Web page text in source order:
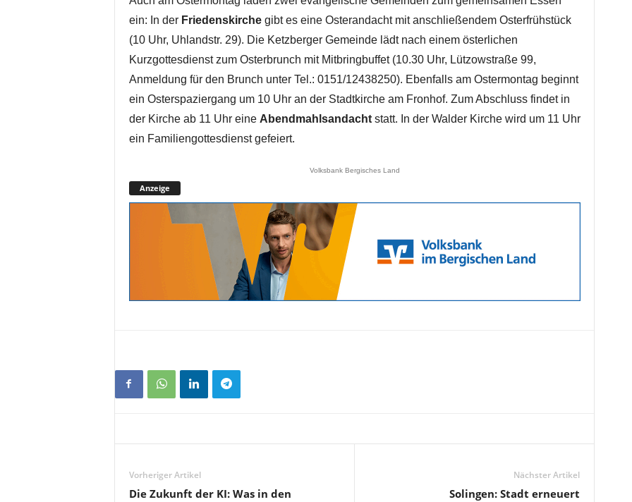
ein: In der Friedenskirchegibt es eine Osterandacht mit anschließendem Osterfrühstück
(10 Uhr, Uhlandstr. 29). Die Ketzberger Gemeinde lädt nach einem österlichen
Kurzgottesdienst zum Osterbrunch mit Mitbringbuffet (10.30 Uhr, Lützowstraße 99,
Anmeldung für den Brunch unter Tel.: 0151/12438250). Ebenfalls am Ostermontag beginnt
ein Osterspaziergang um 10 Uhr an der Stadtkirche am Fronhof. Zum Abschluss findet in
der Kirche ab 11 Uhr eine Abendmahlsandachtstatt. In der Walder Kirche wird um 11 Uhr
ein Familiengottesdienst gefeiert.
Volksbank Bergisches Land
Anzeige
Vorheriger Artikel
Die Zukunft der KI: Was in den
Nächster Artikel
Solingen: Stadt erneuert